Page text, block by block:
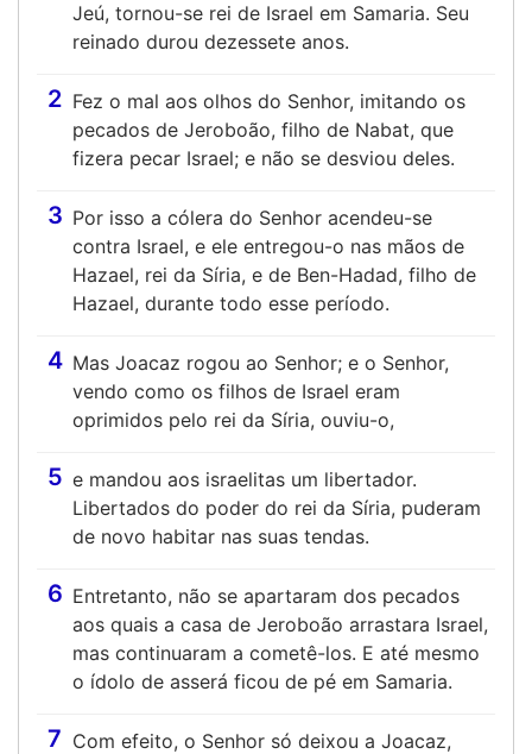
Jeú, tornou-se rei de Israel em Samaria. Seu
reinado durou dezessete anos.
2 Fez o mal aos olhos do Senhor, imitando os
pecados de Jeroboão, filho de Nabat, que
fizera pecar Israel; e não se desviou deles.
3 Por isso a cólera do Senhor acendeu-se
contra Israel, e ele entregou-o nas mãos de
Hazael, rei da Síria, e de Ben-Hadad, filho de
Hazael, durante todo esse período.
4 Mas Joacaz rogou ao Senhor; e o Senhor,
vendo como os filhos de Israel eram
oprimidos pelo rei da Síria, ouviu-o,
5 e mandou aos israelitas um libertador.
Libertados do poder do rei da Síria, puderam
de novo habitar nas suas tendas.
6 Entretanto, não se apartaram dos pecados
aos quais a casa de Jeroboão arrastara Israel,
mas continuaram a cometê-los. E até mesmo
o ídolo de asserá ficou de pé em Samaria.
7 Com efeito, o Senhor só deixou a Joacaz,